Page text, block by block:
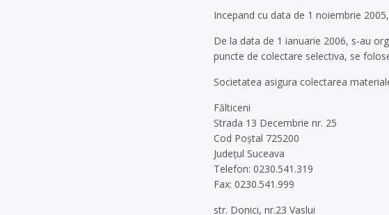
Incepand cu data de 1 noiembrie
De la data de 1 ianuarie 2006, s-au
puncte de colectare selectiva, se
Societatea asigura colectarea
Fălticeni
Strada 13 Decembrie nr. 25
Cod Poștal 725200
Județul Suceava
Telefon: 0230.541.319
Fax: 0230.541.999
str. Donici, nr.23 Vaslui